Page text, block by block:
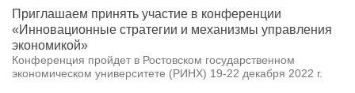
Приглашаем принять участие в конференции
«Инновационные стратегии и механизмы управления
экономикой»
Конференция пройдет в Ростовском государственном
экономическом университете (РИНХ) 19-22 декабря 2022 г.